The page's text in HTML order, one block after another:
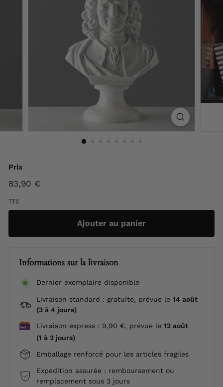
e
Prix
Prix
83,90 €
TTC
Ajouter au panier
Informations sur la livraison
Dernier exemplaire disponible
Livraison standard : gratuite, prévue le 14 août
(3 à 4 jours)
Livraison express : 9,90 €, prévue le 12 août
(1 à 2 jours)
Emballage renforcé pour les articles fragiles
Expédition assurée : remboursement ou
remplacement sous 3 jours